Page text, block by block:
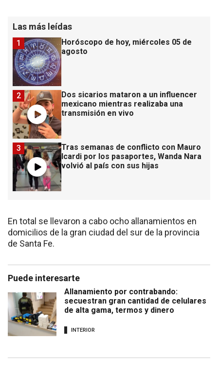
Las más leídas
Horóscopo de hoy, miércoles 05 de
agosto
1
Dos sicarios mataron a un influencer
mexicano mientras realizaba una
transmisión en vivo
2
Tras semanas de conflicto con Mauro
Icardi por los pasaportes, Wanda Nara
volvió al país con sus hijas
3
En total se llevaron a cabo ocho allanamientos en
domicilios de la gran ciudad del sur de la provincia
de Santa Fe.
Puede interesarte
Allanamiento por contrabando:
secuestran gran cantidad de celulares
de alta gama, termos y dinero
INTERIOR